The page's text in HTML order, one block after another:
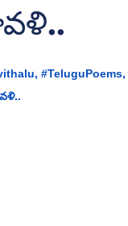
, #TeluguPoems,